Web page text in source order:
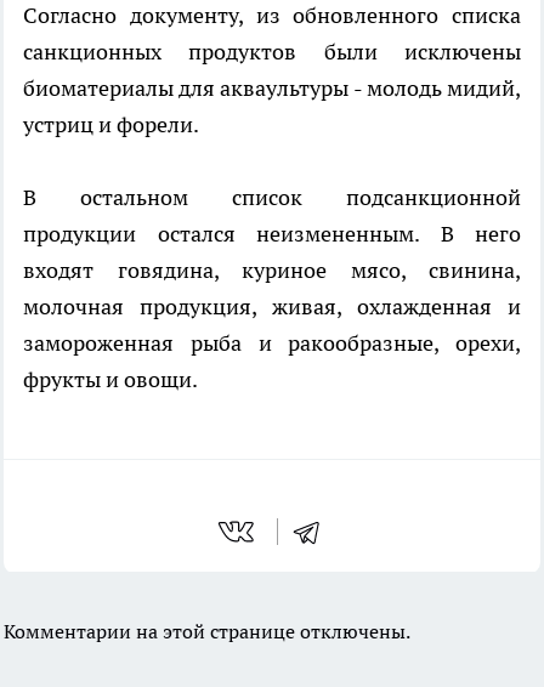
Согласно документу, из обновленного списка
санкционных продуктов были исключены
биоматериалы для акваультуры - молодь мидий,
устриц и форели.
В остальном список подсанкционной
продукции остался неизмененным. В него
входят говядина, куриное мясо, свинина,
молочная продукция, живая, охлажденная и
замороженная рыба и ракообразные, орехи,
фрукты и овощи.
Комментарии на этой странице отключены.